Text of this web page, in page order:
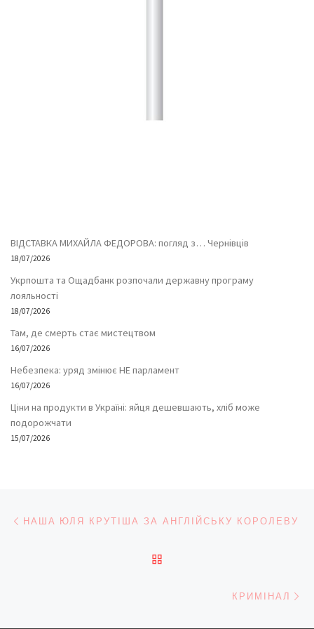
ВІДСТАВКА МИХАЙЛА ФЕДОРОВА: погляд з… Чернівців
18/07/2026
Укрпошта та Ощадбанк розпочали державну програму
лояльності
18/07/2026
Там, де смерть стає мистецтвом
16/07/2026
Небезпека: уряд змінює НЕ парламент
16/07/2026
Ціни на продукти в Україні: яйця дешевшають, хліб може
подорожчати
15/07/2026
Навігація записів
НАШA ЮЛЯ КРУТІША ЗА АНГЛІЙСЬКУ КОРОЛЕВУ
КРИМІНАЛ